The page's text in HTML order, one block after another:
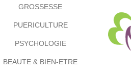
GROSSESSE
PUERICULTURE
PSYCHOLOGIE
BEAUTE & BIEN-ETRE